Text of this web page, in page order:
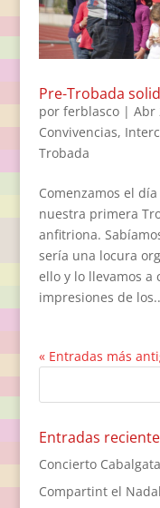
Pre-Trobada
por ferblasco| Abr
Convivencias,
Trobada
Comenzamos el
nuestra primera
anfitriona.
sería una locura
ello y lo llevamos a
impresiones de
« Entradas más
Entradas
Concierto
Compartint el